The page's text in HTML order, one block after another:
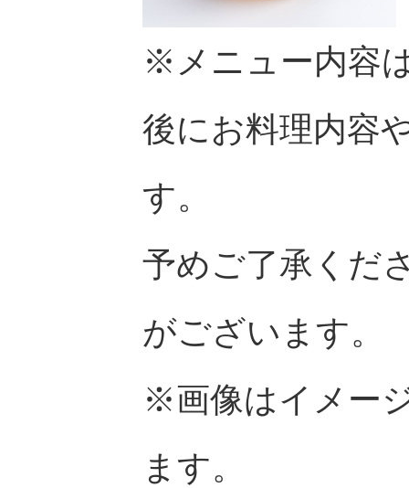
※メニュー内容
後にお料理内容
す。
予めご了承くだ
がございます。
※画像はイメー
ます。